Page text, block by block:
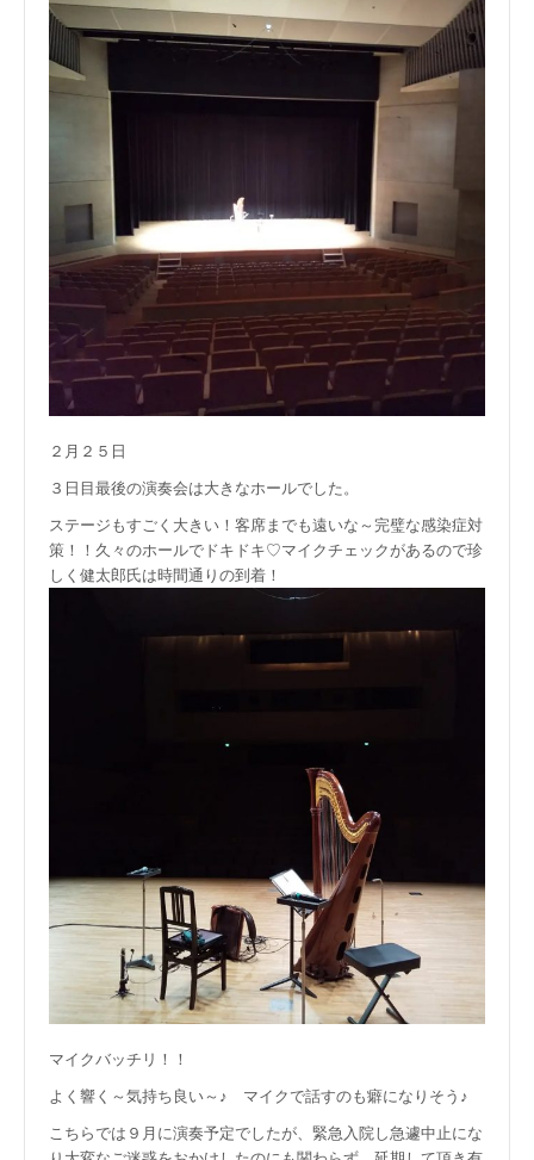
２月２５日
３日目最後の演奏会は大きなホールでした。
ステージもすごく大きい！客席までも遠いな～完璧な感染症対
策！！久々のホールでドキドキ♡マイクチェックがあるので珍
しく健太郎氏は時間通りの到着！
マイクバッチリ！！
よく響く～気持ち良い～♪ マイクで話すのも癖になりそう♪
こちらでは９月に演奏予定でしたが、緊急入院し急遽中止にな